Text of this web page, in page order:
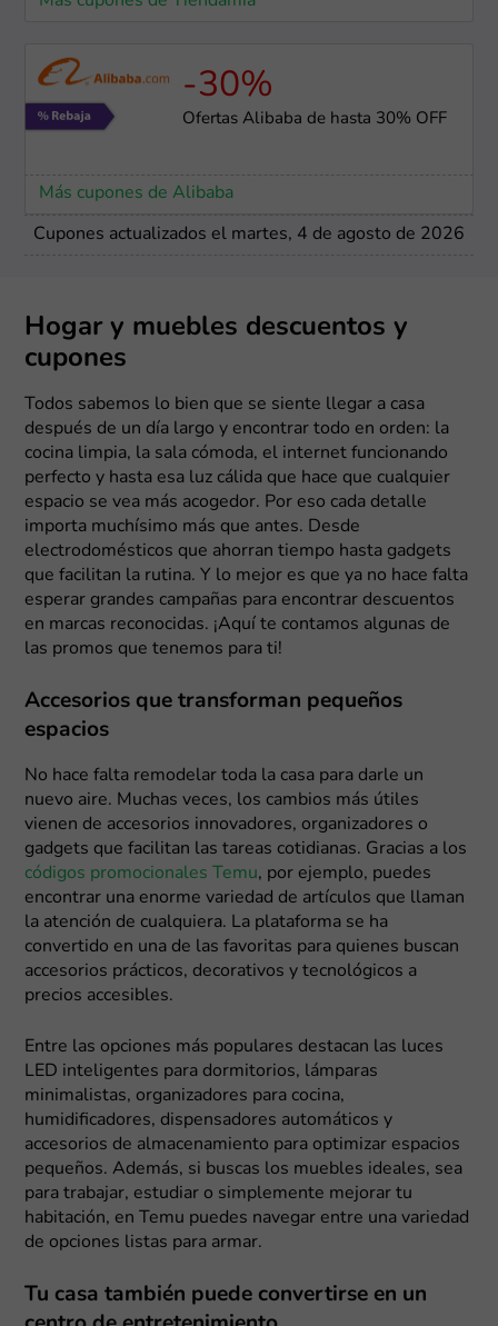
-30%
Ofertas Alibaba de hasta 30% OFF
Más cupones de Alibaba
Cupones actualizados el martes, 4 de agosto de 2026
Hogar y muebles descuentos y
cupones
Todos sabemos lo bien que se siente llegar a casa
después de un día largo y encontrar todo en orden: la
cocina limpia, la sala cómoda, el internet funcionando
perfecto y hasta esa luz cálida que hace que cualquier
espacio se vea más acogedor. Por eso cada detalle
importa muchísimo más que antes. Desde
electrodomésticos que ahorran tiempo hasta gadgets
que facilitan la rutina. Y lo mejor es que ya no hace falta
esperar grandes campañas para encontrar descuentos
en marcas reconocidas. ¡Aquí te contamos algunas de
las promos que tenemos para ti!
Accesorios que transforman pequeños
espacios
No hace falta remodelar toda la casa para darle un
nuevo aire. Muchas veces, los cambios más útiles
vienen de accesorios innovadores, organizadores o
gadgets que facilitan las tareas cotidianas. Gracias a los
códigos promocionales Temu, por ejemplo, puedes
encontrar una enorme variedad de artículos que llaman
la atención de cualquiera. La plataforma se ha
convertido en una de las favoritas para quienes buscan
accesorios prácticos, decorativos y tecnológicos a
precios accesibles.
Entre las opciones más populares destacan las luces
LED inteligentes para dormitorios, lámparas
minimalistas, organizadores para cocina,
humidificadores, dispensadores automáticos y
accesorios de almacenamiento para optimizar espacios
pequeños. Además, si buscas los muebles ideales, sea
para trabajar, estudiar o simplemente mejorar tu
habitación, en Temu puedes navegar entre una variedad
de opciones listas para armar.
Tu casa también puede convertirse en un